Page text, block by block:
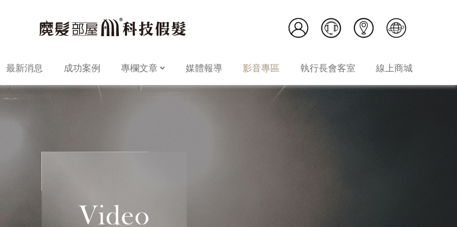
最新消息 成功案例 專欄文章 媒體報導 影音專區 執行長會客室 線上商城